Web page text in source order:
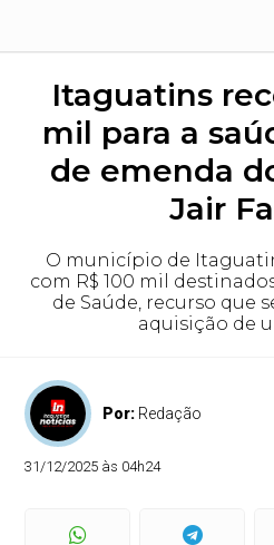
Itaguatins
mil para a
de emenda
Jair
O município de
com R$ 100 mil
de Saúde, recurso que
aquisição de
Por: Redação
31/12/2025 às 04h24